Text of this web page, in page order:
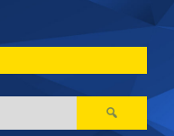
Ricerca
per: